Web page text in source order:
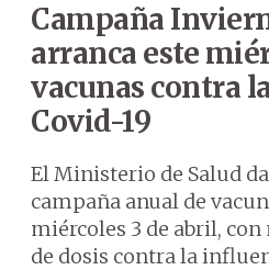
Campaña
arranca este
vacunas contra
Covid-19
El Ministerio de Salud
campaña anual de
miércoles 3 de abril,
de dosis contra la